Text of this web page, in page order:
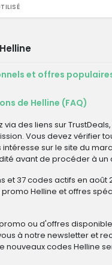
et offres
de Helline (FAQ)
des liens sur
Vous devez vérifier
sur le site du
avant de procéder à un
et 37 codes actifs en août
Helline et offres
ou d'offres
à notre newsletter et
nouveaux codes Helline